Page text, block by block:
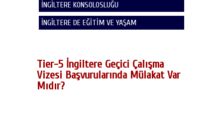
İNGİLTERE KONSOLOSLUĞU
İNGİLTERE DE EĞİTİM VE YAŞAM
Tier-5 İngiltere Geçici Çalışma
Vizesi Başvurularında Mülakat Var
Mıdır?